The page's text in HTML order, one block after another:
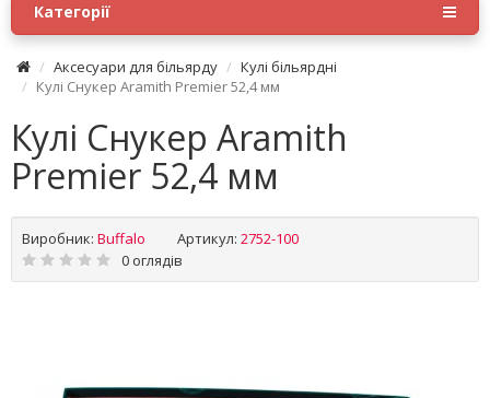
Категорії
Аксесуари для більярду
Кулі більярдні
Кулі Снукер Aramith Premier 52,4 мм
Кулі Снукер Aramith
Premier 52,4 мм
Виробник: Buffalo Артикул: 2752-100
0 оглядів